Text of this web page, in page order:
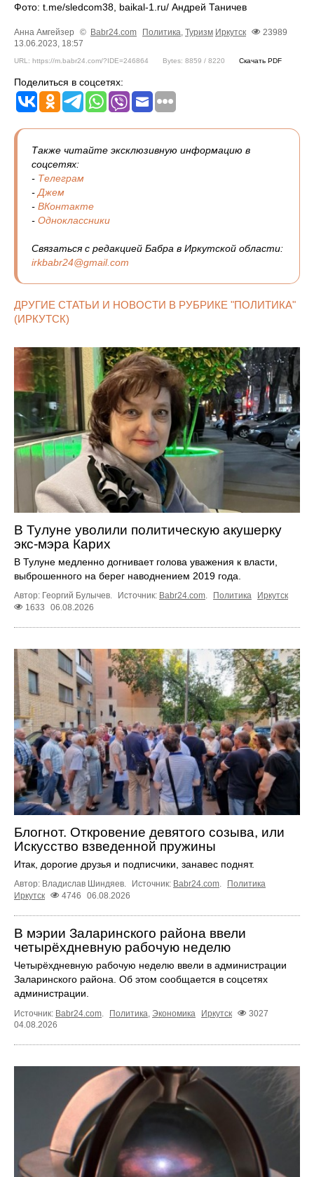
Фото: t.me/sledcom38, baikal-1.ru/ Андрей Таничев
Анна Амгейзер © Babr24.com Политика Туризм Иркутск
23989
13.06.2023, 18:57
URL: https://m.babr24.com/?IDE=246864 Bytes: 8859 / 8220 Скачать PDF
Поделиться в соцсетях:
Также читайте эксклюзивную информацию в
соцсетях:
- Телеграм
- Джем
- ВКонтакте
- Одноклассники
Связаться с редакцией Бабра в Иркутской области:
irkbabr24@gmail.com
ДРУГИЕ СТАТЬИ И НОВОСТИ В РУБРИКЕ "ПОЛИТИКА"
(ИРКУТСК)
В Тулуне уволили политическую акушерку
экс-мэра Карих
В Тулуне медленно догнивает голова уважения к власти,
выброшенного на берег наводнением 2019 года.
Автор: Георгий Булычев. Источник: Babr24.com. Политика
Иркутск
1633
06.08.2026
Блогнот. Откровение девятого созыва, или
Искусство взведенной пружины
Итак, дорогие друзья и подписчики, занавес поднят.
Автор: Владислав Шиндяев. Источник: Babr24.com.
Политика
Иркутск
4746 06.08.2026
В мэрии Заларинского района ввели
четырёхдневную рабочую неделю
Четырёхдневную рабочую неделю ввели в администрации
Заларинского района. Об этом сообщается в соцсетях
администрации.
Источник: Babr24.com. Политика, Экономика Иркутск
3027
04.08.2026